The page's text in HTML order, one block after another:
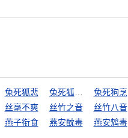
兔死狐悲 兔死狗烹
丝毫不爽 丝竹之音 丝竹八音
燕子衔食 燕安酖毒 燕安鸩毒